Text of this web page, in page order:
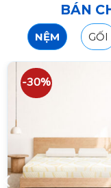
BÁN
NỆM GỐI
-30%